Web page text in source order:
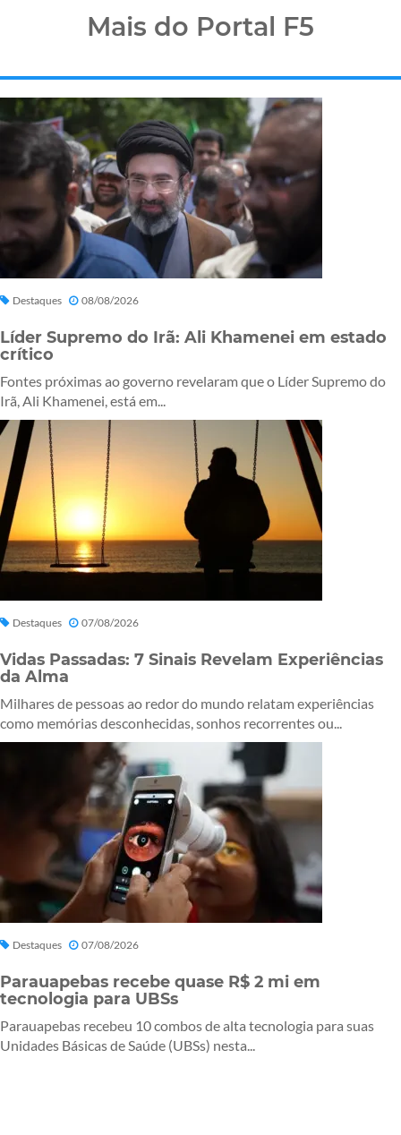
Mais do Portal F5
Destaques 08/08/2026
Líder Supremo do Irã: Ali Khamenei em estado
crítico
Fontes próximas ao governo revelaram que o Líder Supremo do
Irã, Ali Khamenei, está em...
Destaques 07/08/2026
Vidas Passadas: 7 Sinais Revelam Experiências
da Alma
Milhares de pessoas ao redor do mundo relatam experiências
como memórias desconhecidas, sonhos recorrentes ou...
Destaques 07/08/2026
Parauapebas recebe quase R$ 2 mi em
tecnologia para UBSs
Parauapebas recebeu 10 combos de alta tecnologia para suas
Unidades Básicas de Saúde (UBSs) nesta...